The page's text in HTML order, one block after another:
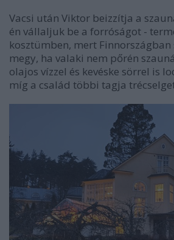
Vacsi után Viktor beizzítja a
én vállaljuk be a forróságot -
kosztümben, mert Finnországban
megy, ha valaki nem pőrén
olajos vízzel és kevéske sörrel is
míg a család többi tagja